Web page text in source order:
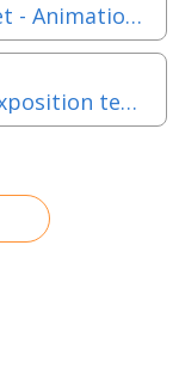
Herbignac / Château de Ranrouet - Animation "Les bâtisseurs du Moyen-Age" - Jeudi 21 aout 2025
Château-Musée de Guérande - Exposition temporaire : les peintures de Gustave Tiffoche - Samedi 20 et dimanche 21 septembre 2025